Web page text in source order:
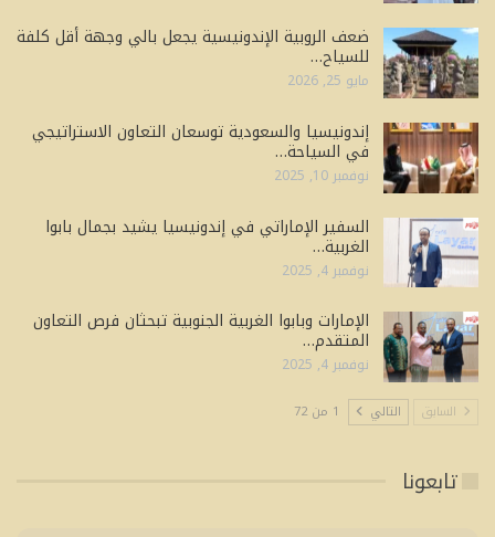
ضعف الروبية الإندونيسية يجعل بالي وجهة أقل كلفة
للسياح…
مايو 25, 2026
إندونيسيا والسعودية توسعان التعاون الاستراتيجي
في السياحة…
نوفمبر 10, 2025
السفير الإماراتي في إندونيسيا يشيد بجمال بابوا
الغربية…
نوفمبر 4, 2025
الإمارات وبابوا الغربية الجنوبية تبحثان فرص التعاون
المتقدم…
نوفمبر 4, 2025
السابق التالي 1 من 72
تابعونا